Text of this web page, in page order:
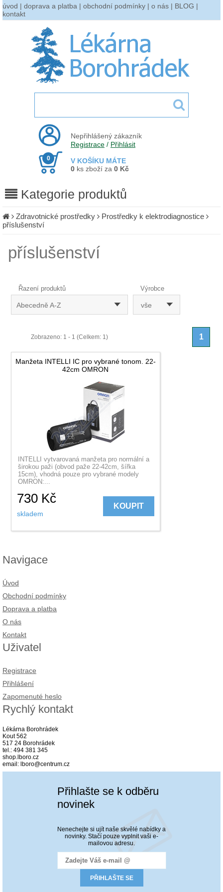
úvod | doprava a platba | obchodní podmínky | o nás | BLOG |
kontakt
Nepřihlášený zákazník
Registrace / Přihlásit
V KOŠÍKU MÁTE
0
0 ks zboží za 0 Kč
Kategorie produktů
Zdravotnické prostředky
Prostředky k elektrodiagnostice
příslušenství
příslušenství
Řazení produktů
Abecedně A-Z
Výrobce
vše
Zobrazeno: 1 - 1 (Celkem: 1) 1
Manžeta INTELLI IC pro vybrané tonom. 22-
42cm OMRON
INTELLI vytvarovaná manžeta pro normální a
širokou paži (obvod paže 22-42cm, šířka
15cm), vhodná pouze pro vybrané modely
OMRON:...
730 Kč
skladem
KOUPIT
Navigace
Úvod
Obchodní podmínky
Doprava a platba
O nás
Kontakt
Uživatel
Registrace
Přihlášení
Zapomenuté heslo
Rychlý kontakt
Lékárna Borohrádek
Kout 562
517 24 Borohrádek
tel.: 494 381 345
shop.lboro.cz
email: lboro@centrum.cz
Přihlašte se k odběru
novinek
Nenechejte si ujít naše skvělé nabídky a
novinky. Stačí pouze vyplnit vaši e-
mailovou adresu.